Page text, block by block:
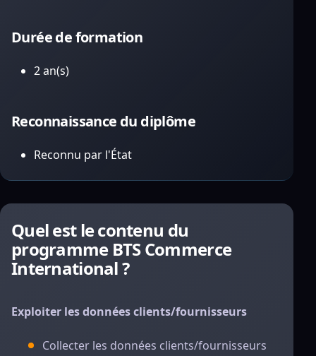
Durée de formation
2 an(s)
Reconnaissance du diplôme
Reconnu par l'État
Quel est le contenu du
programme BTS Commerce
International ?
Exploiter les données clients/fournisseurs
Collecter les données clients/fournisseurs